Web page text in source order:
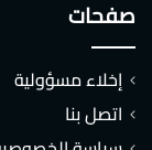
صفحات
إخلاء مسؤولية
اتصل بنا